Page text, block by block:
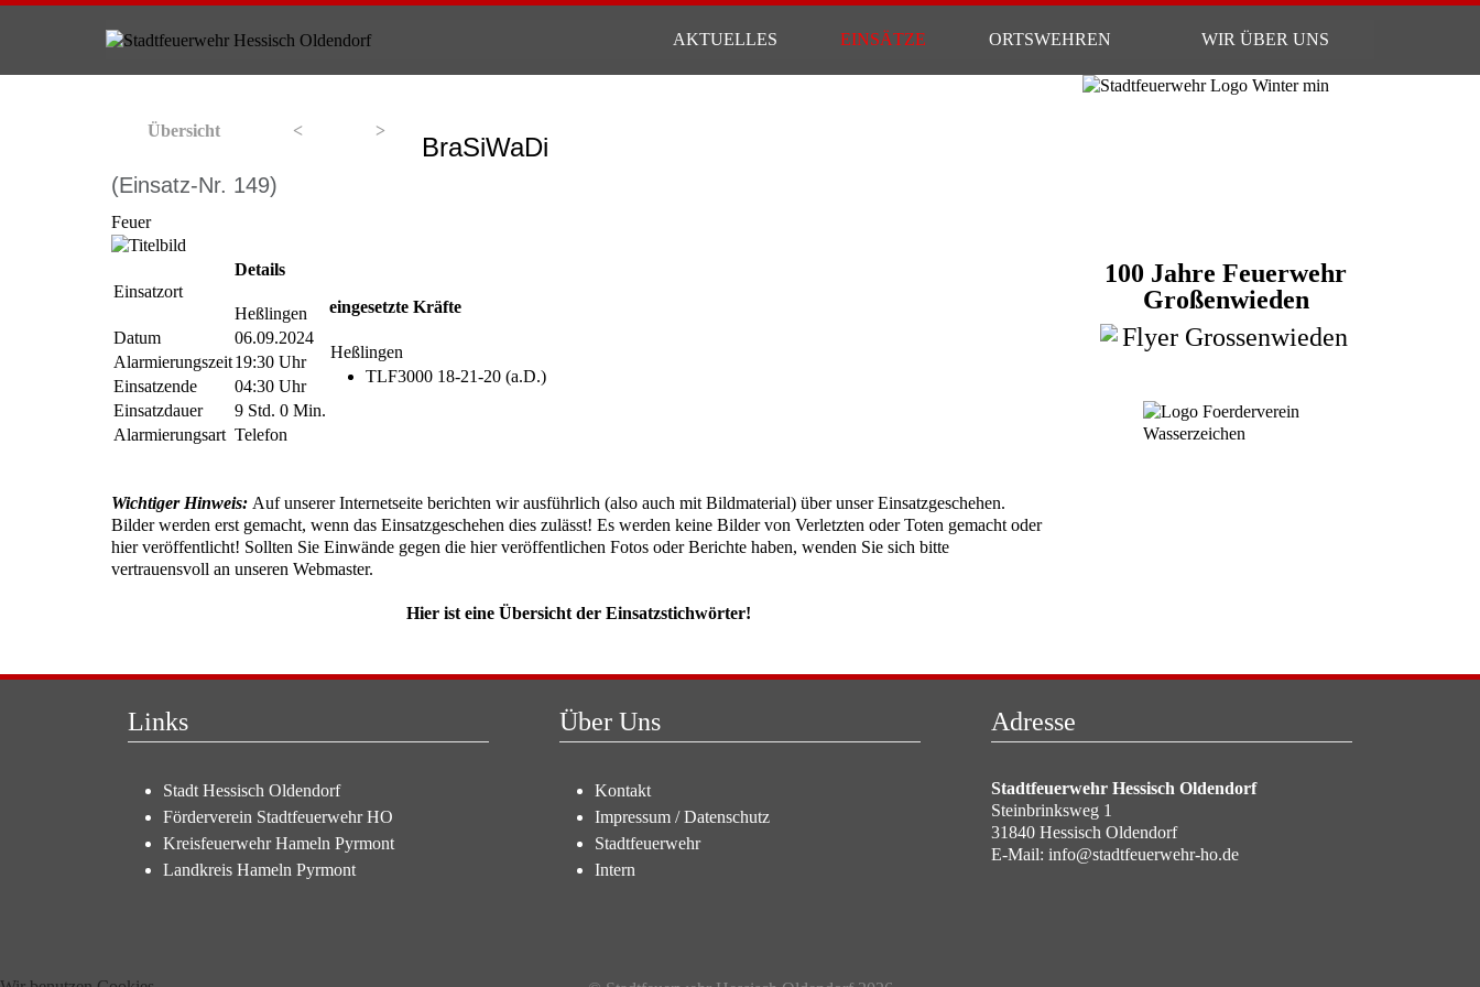
AKTUELLES EINSÄTZE ORTSWEHREN WIR ÜBER UNS
Übersicht < >
BraSiWaDi
(Einsatz-Nr. 149)
Feuer
Einsatzort
Details
Heßlingen
Datum
06.09.2024
Alarmierungszeit19:30 Uhr
Einsatzende
04:30 Uhr
Einsatzdauer
9 Std. 0 Min.
Alarmierungsart Telefon
eingesetzte Kräfte
Heßlingen
TLF3000 18-21-20 (a.D.)
Wichtiger Hinweis: Auf unserer Internetseite berichten wir ausführlich (also auch mit Bildmaterial) über unser Einsatzgeschehen.
Bilder werden erst gemacht, wenn das Einsatzgeschehen dies zulässt! Es werden keine Bilder von Verletzten oder Toten gemacht oder
hier veröffentlicht! Sollten Sie Einwände gegen die hier veröffentlichen Fotos oder Berichte haben, wenden Sie sich bitte
vertrauensvoll an unseren Webmaster.
Hier ist eine Übersicht der Einsatzstichwörter!
100 Jahre Feuerwehr
Großenwieden
Links
Stadt Hessisch Oldendorf
Förderverein Stadtfeuerwehr HO
Kreisfeuerwehr Hameln Pyrmont
Landkreis Hameln Pyrmont
Über Uns
Kontakt
Impressum /Datenschutz
Stadtfeuerwehr
Intern
Adresse
Stadtfeuerwehr Hessisch Oldendorf
Steinbrinksweg 1
31840 Hessisch Oldendorf
E-Mail: info@stadtfeuerwehr-ho.de